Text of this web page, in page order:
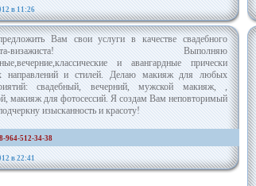
в 11:26
Вам свои услуги в качестве свадебного
визажиста! Выполняю
и авангардные прически
направлений и стилей. Делаю макияж для любых
свадебный, вечерний, мужской макияж, ,
макияж для фотосессий. Я создам Вам неповторимый
изысканность и красоту!
964-512-34-38
в 22:41